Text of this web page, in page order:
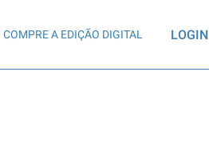
COMPRE A EDIÇÃO DIGITAL LOGIN